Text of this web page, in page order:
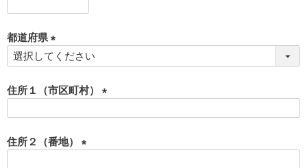
須
)
都道府県
(
須
)
住所１（市区町村）
住所２（番地）